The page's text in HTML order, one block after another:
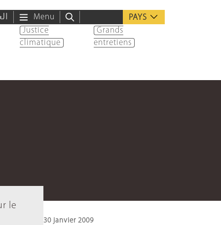
Menu
PAYS
Justice
climatique
Grands
entretiens
le
30 janvier 2009